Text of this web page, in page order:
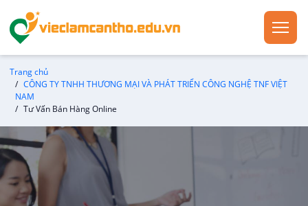
Trang chủ
CÔNG TY TNHH THƯƠNG MẠI VÀ PHÁT TRIỂN CÔNG NGHỆ TNF VIỆT
NAM
Tư Vấn Bán Hàng Online